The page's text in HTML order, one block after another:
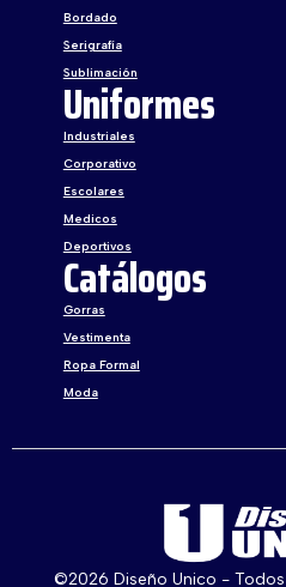
Bordado
Serigrafía
Sublimación
Uniformes
Industriales
Corporativo
Escolares
Medicos
Deportivos
Catálogos
Gorras
Vestimenta
Ropa Formal
Moda
©2026 Diseño Unico -